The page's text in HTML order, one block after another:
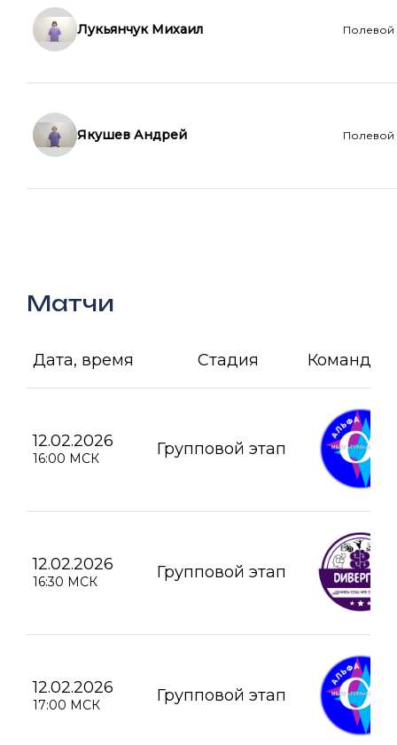
Лукьянчук Михаил Полевой
Якушев Андрей Полевой
Матчи
Дата, время Стадия Команда А
12.02.2026
16:00 МСК Групповой этап
12.02.2026
16:30 МСК Групповой этап
12.02.2026
17:00 МСК Групповой этап